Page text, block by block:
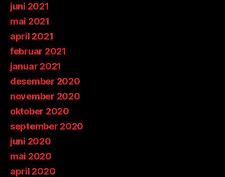
juni 2021
mai 2021
april 2021
februar 2021
januar 2021
desember 2020
november 2020
oktober 2020
september 2020
juni 2020
mai 2020
april 2020